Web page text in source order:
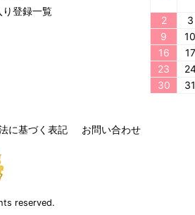
り登録一覧
2
3
9
10
16
17
23
30
31
に基づく表記 お問い合わせ
reserved.